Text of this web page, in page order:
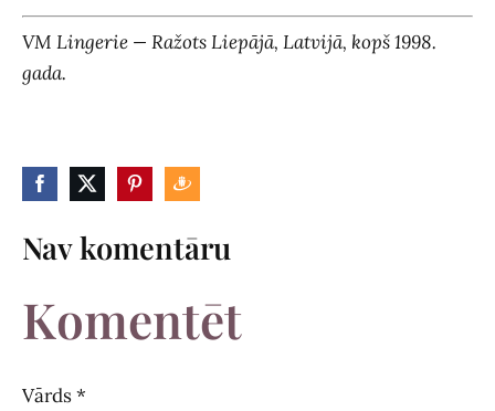
VM Lingerie — Ražots Liepājā, Latvijā, kopš 1998.
gada.
Nav komentāru
Komentēt
Vārds *